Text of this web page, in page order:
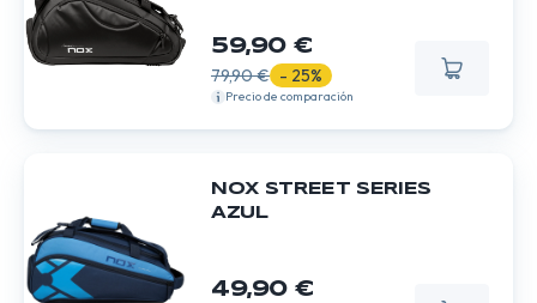
59,90 €
79,90 € - 25%
Precio de comparación
NOX STREET SERIES
AZUL
49,90 €